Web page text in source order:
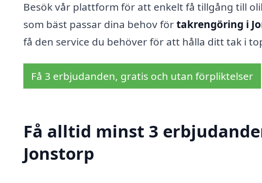
Besök vår plattform för att enkelt få tillgång till
som bäst passar dina behov förtakrengöring i
få den service du behöver för att hålla ditt tak i
Få 3 erbjudanden, gratis och utan förpliktelser
Få alltid minst 3
Jonstorp